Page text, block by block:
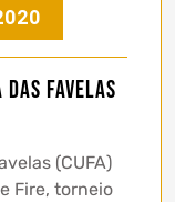
das Favelas
(CUFA)
Fire, torneio